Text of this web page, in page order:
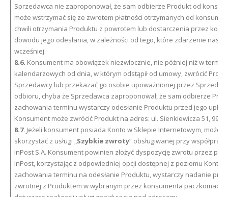
Sprzedawca nie zaproponował, że sam odbierze Produkt od
może wstrzymać się ze zwrotem płatności otrzymanych od
chwili otrzymania Produktu z powrotem lub dostarczenia przez
dowodu jego odesłania, w zależności od tego, które zdarzenie
wcześniej.
8.6. Konsument ma obowiązek niezwłocznie, nie później niż w
kalendarzowych od dnia, w którym odstąpił od umowy, zwrócić
Sprzedawcy lub przekazać go osobie upoważnionej przez
odbioru, chyba że Sprzedawca zaproponował, że sam odbierze
zachowania terminu wystarczy odesłanie Produktu przed jego
Konsument może zwrócić Produkt na adres: ul. Sienkiewicza 51, 99-
8.7. Jeżeli konsument posiada Konto w Sklepie Internetowym, może
skorzystać z usługi „Szybkie zwroty” obsługiwanej przy
InPost S.A. Konsument powinien złożyć dyspozycję zwrotu przez
InPost, korzystając z odpowiedniej opcji dostępnej z poziomu Konta.
zachowania terminu na odesłanie Produktu, wystarczy nadanie
zwrotnej z Produktem w wybranym przez konsumenta paczkomacie.